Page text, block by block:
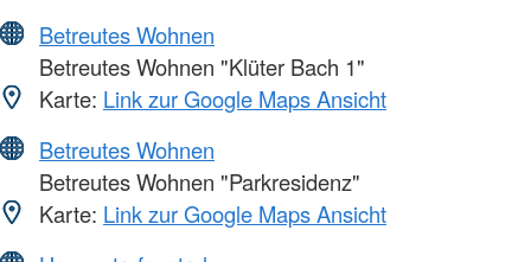
Betreutes Wohnen
Betreutes Wohnen "Klüter Bach 1"
Karte: Link zur Google Maps Ansicht
Betreutes Wohnen
Betreutes Wohnen "Parkresidenz"
Karte: Link zur Google Maps Ansicht